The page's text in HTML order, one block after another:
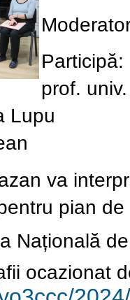
prof.
Lupu
va
pian
Națională
ocazionat